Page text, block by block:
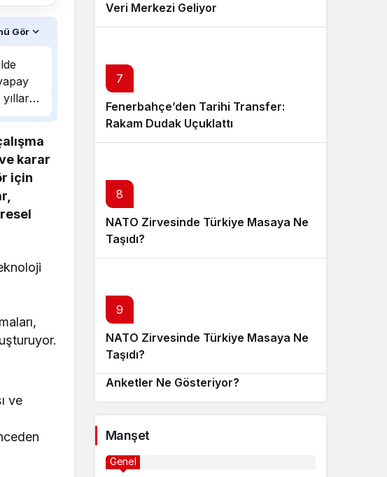
Gör
karar
için
ve
Veri Merkezi Geliyor
7
Fenerbahçe’den Tarihi Transfer:
Rakam Dudak Uçuklattı
8
NATO Zirvesinde Türkiye Masaya Ne
Taşıdı?
9
NATO Zirvesinde Türkiye Masaya Ne
Taşıdı?
10
Yerel Seçimlere Sayılı Günler:
Anketler Ne Gösteriyor?
Manşet
Genel